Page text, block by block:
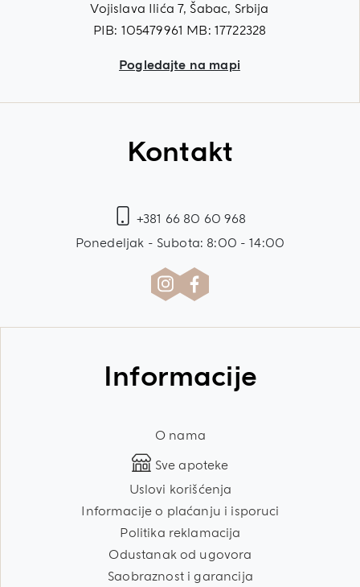
Vojislava Ilića 7, Šabac, Srbija
PIB: 105479961 MB: 17722328
Pogledajte na mapi
Kontakt
+381 66 80 60 968
Ponedeljak - Subota: 8:00 - 14:00
Informacije
O nama
Sve apoteke
Uslovi korišćenja
Informacije o plaćanju i isporuci
Politika reklamacija
Odustanak od ugovora
Saobraznost i garancija